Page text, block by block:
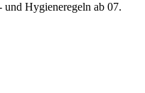
und Hygieneregeln ab 07.